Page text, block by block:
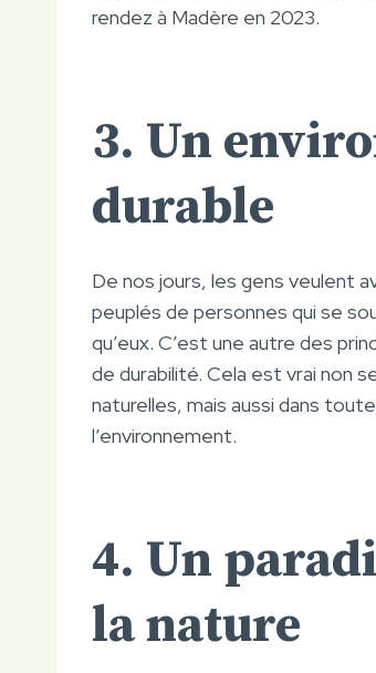
rendez à Madère en 2023.
3. Un
durable
De nos jours, les gens veulent
peuplés de personnes qui se
qu’eux. C’est une autre des
de durabilité. Cela est vrai non
naturelles, mais aussi dans
l’environnement.
4. Un
la nature